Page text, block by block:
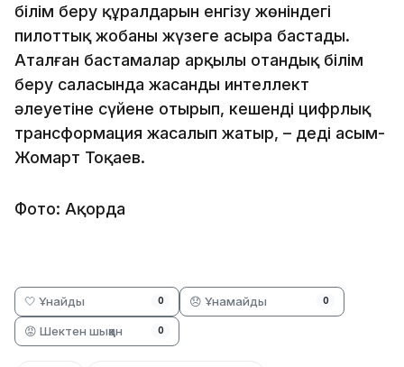
білім беру құралдарын енгізу жөніндегі
пилоттық жобаны жүзеге асыра бастады.
Аталған бастамалар арқылы отандық білім
беру саласында жасанды интеллект
әлеуетіне сүйене отырып, кешенді цифрлық
трансформация жасалып жатыр, – деді Қасым-
Жомарт Тоқаев.
Фото: Ақорда
🤍 Ұнайды 0 😞 Ұнамайды 0
😡 Шектен шыққан 0